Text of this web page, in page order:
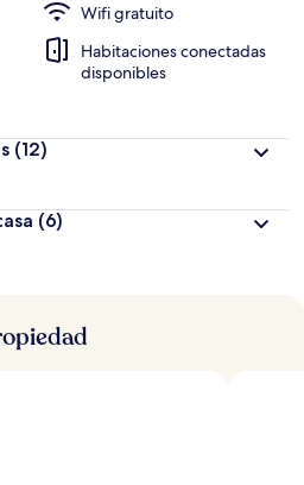
ó
n
a
e
v
Wifi gratuito
Habitaciones conectadas
disponibles
(12)
(6)